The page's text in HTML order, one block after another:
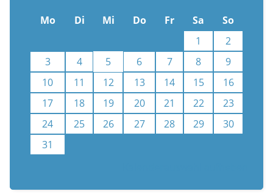
Mo Di Mi Do Fr Sa
So
1
2
3
4 5 6 7 8
9
10
11 12 13 14 15
16
17
18 19 20 21 22
23
24
25 26 27 28 29
30
31